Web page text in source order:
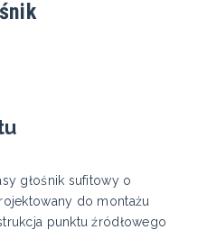
głośnik sufitowy o
do montażu
punktu źródłowego